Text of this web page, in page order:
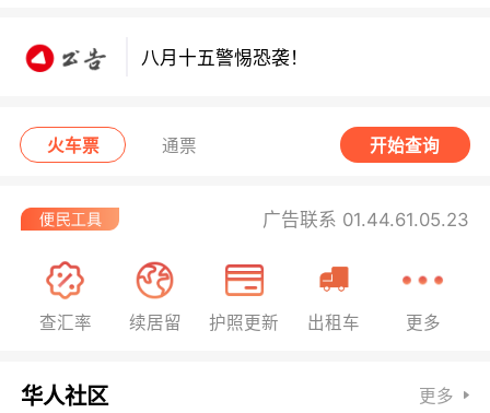
八月十五警惕恐袭！
火车票 通票 开始查询
广告联系 01.44.61.05.23
查汇率 续居留 护照更新 出租车 更多
华人社区 更多